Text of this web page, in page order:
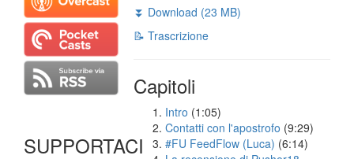
SUPPORTACI
⏬ Download (23 MB)
📝 Trascrizione
Capitoli
Intro (1:05)
Contatti con l'apostrofo (9:29)
#FU FeedFlow (Luca) (6:14)